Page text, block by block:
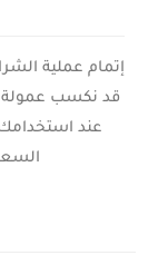
عند استخدامك